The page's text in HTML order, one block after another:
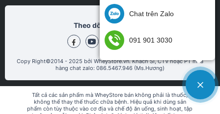
Theo dõi chũng tôi tại
Copy Right©2014 - 2025 bởi WheyStore.vn. Khách Sỉ, CTV hoặc PT mua
hàng chat zalo: 086.5467.946 (Ms.Hương)
Tất cả các sản phẩm mà WheyStore bán không phải là thuốc,
không thể thay thế thuốc chữa bệnh. Hiệu quả khi dùng sản
phẩm còn tùy thuộc vào cơ địa và chế độ ăn uống, sinh hoạt, tập
Chat trên Zalo
091 901 3030